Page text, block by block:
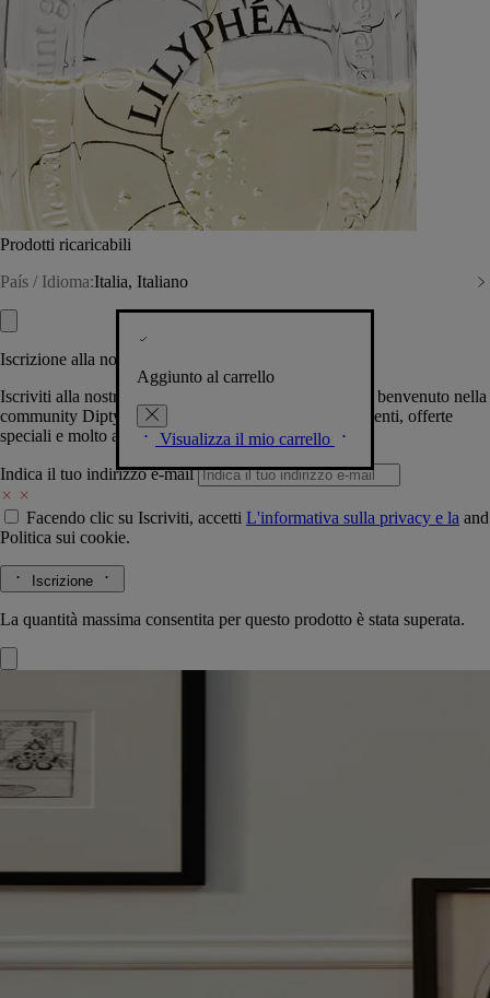
Prodotti ricaricabili
País / Idioma:Italia, Italiano
Aggiunto al carrello
Visualizza il mio carrello
Iscrizione alla nostra Newsletter
Iscriviti alla nostra newsletter per permetterci di darti il benvenuto nella
community Diptyque e tenerti al corrente su novità, eventi, offerte
speciali e molto altro.
Indica il tuo indirizzo e-mail
Facendo clic su Iscriviti, accetti L'informativa sulla privacy e la and
Politica sui cookie.
Iscrizione
La quantità massima consentita per questo prodotto è stata superata.